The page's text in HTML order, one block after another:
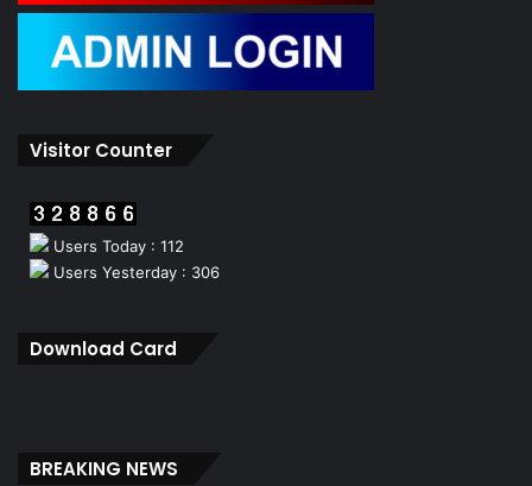
Visitor Counter
Users Today : 112
Users Yesterday : 306
Download Card
BREAKING NEWS